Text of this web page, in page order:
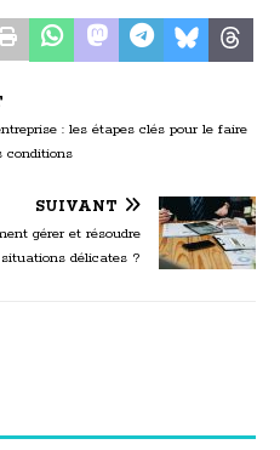
: les étapes clés pour le faire
conditions
SUIVANT
gérer et résoudre
délicates ?